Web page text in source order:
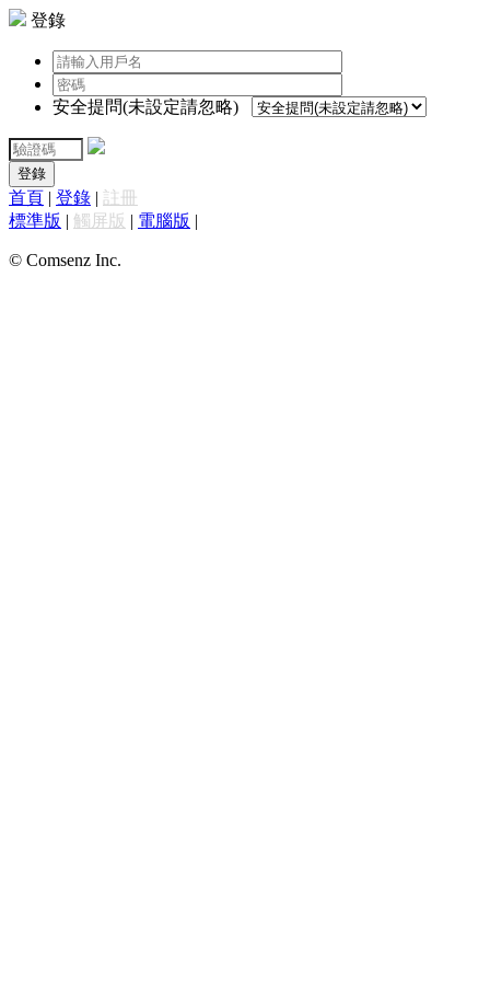
登錄
安全提問(未設定請忽略)
登錄
首頁 | 登錄 | 註冊
標準版 | 觸屏版 | 電腦版 |
© Comsenz Inc.